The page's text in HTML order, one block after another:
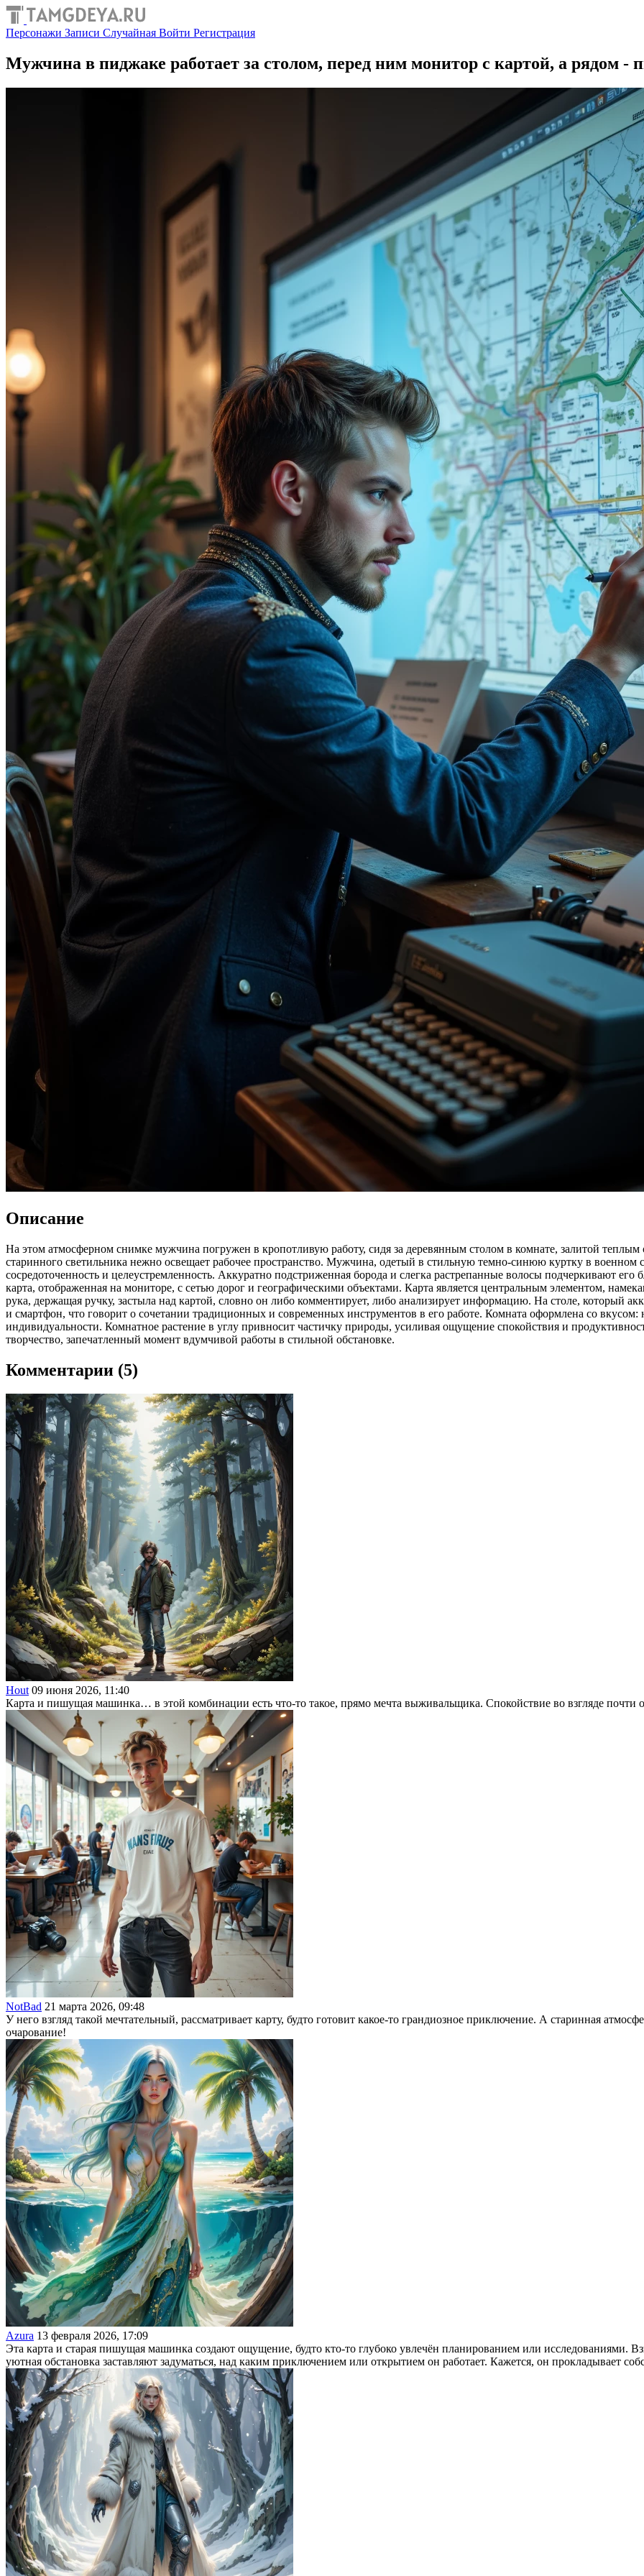
Персонажи Записи Случайная Войти Регистрация
Мужчина в пиджаке работает за столом, перед ним монитор с картой, а рядом
Описание
На этом атмосферном снимке мужчина погружен в кропотливую работу, сидя за деревянным столом в комнате, залитой теплым
старинного светильника нежно освещает рабочее пространство. Мужчина, одетый в стильную темно-синюю куртку в военном
сосредоточенность и целеустремленность. Аккуратно подстриженная борода и слегка растрепанные волосы подчеркивают
карта, отображенная на мониторе, с сетью дорог и географическими объектами. Карта является центральным элементом,
рука, держащая ручку, застыла над картой, словно он либо комментирует, либо анализирует информацию. На столе, который
и смартфон, что говорит о сочетании традиционных и современных инструментов в его работе. Комната оформлена со
индивидуальности. Комнатное растение в углу привносит частичку природы, усиливая ощущение спокойствия и
творчество, запечатленный момент вдумчивой работы в стильной обстановке.
Комментарии (5)
Hout 09 июня 2026, 11:40
Карта и пишущая машинка… в этой комбинации есть что-то такое, прямо мечта выживальщика. Спокойствие во взгляде почти
NotBad 21 марта 2026, 09:48
У него взгляд такой мечтательный, рассматривает карту, будто готовит какое-то грандиозное приключение. А старинная
очарование!
Azura 13 февраля 2026, 17:09
Эта карта и старая пишущая машинка создают ощущение, будто кто-то глубоко увлечён планированием или исследованиями.
уютная обстановка заставляют задуматься, над каким приключением или открытием он работает. Кажется, он прокладывает